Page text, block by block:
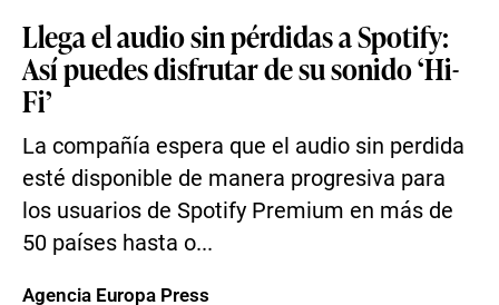
Llega el audio sin pérdidas a Spotify:
Así puedes disfrutar de su sonido ‘Hi-
Fi’
La compañía espera que el audio sin perdida
esté disponible de manera progresiva para
los usuarios de Spotify Premium en más de
50 países hasta o...
Agencia Europa Press